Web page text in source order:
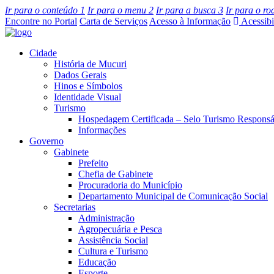
Ir para o conteúdo 1 Ir para o menu 2 Ir para a busca 3 Ir para o
Encontre no Portal Carta de Serviços Acesso à Informação
Cidade
História de Mucuri
Dados Gerais
Hinos e Símbolos
Identidade Visual
Turismo
Hospedagem Certificada – Selo Turismo
Informações
Governo
Gabinete
Prefeito
Chefia de Gabinete
Procuradoria do Município
Departamento Municipal de Comunicação Social
Secretarias
Administração
Agropecuária e Pesca
Assistência Social
Cultura e Turismo
Educação